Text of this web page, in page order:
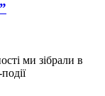
ми зібрали в